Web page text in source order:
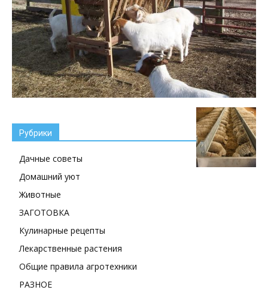
Рубрики
Дачные советы
Домашний уют
Животные
ЗАГОТОВКА
Кулинарные рецепты
Лекарственные растения
Общие правила агротехники
РАЗНОЕ